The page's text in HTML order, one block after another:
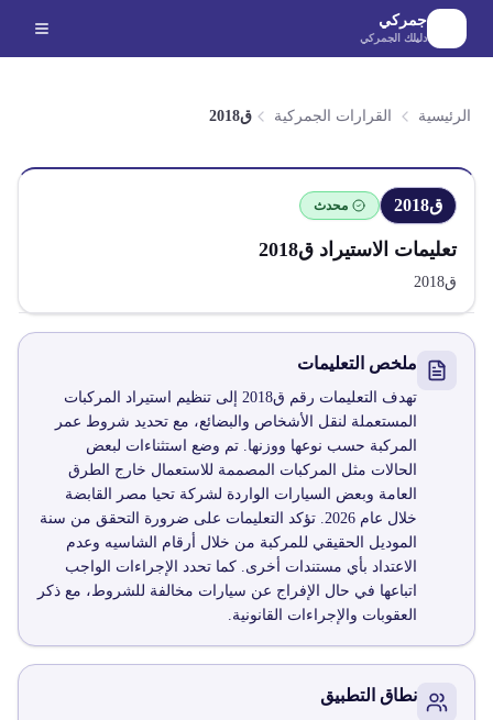
الانتقال إلى المحتوى الرئيسي
جمركي
دليلك الجمركي
الرئيسية القرارات الجمركية ق2018
ق2018 محدث
تعليمات الاستيراد ق2018
ق2018
ملخص التعليمات
تهدف التعليمات رقم ق2018 إلى تنظيم استيراد المركبات
المستعملة لنقل الأشخاص والبضائع، مع تحديد شروط عمر
المركبة حسب نوعها ووزنها. تم وضع استثناءات لبعض
الحالات مثل المركبات المصممة للاستعمال خارج الطرق
العامة وبعض السيارات الواردة لشركة تحيا مصر القابضة
خلال عام 2026. تؤكد التعليمات على ضرورة التحقق من سنة
الموديل الحقيقي للمركبة من خلال أرقام الشاسيه وعدم
الاعتداد بأي مستندات أخرى. كما تحدد الإجراءات الواجب
اتباعها في حال الإفراج عن سيارات مخالفة للشروط، مع ذكر
العقوبات والإجراءات القانونية.
نطاق التطبيق